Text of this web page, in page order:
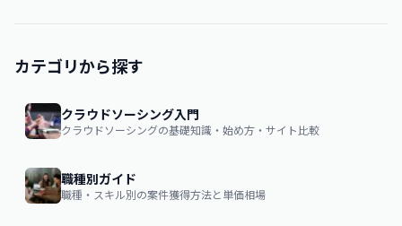
カテゴリから探す
クラウドソーシング入門
クラウドソーシングの基礎知識・始め方・サイト比較
職種別ガイド
職種・スキル別の案件獲得方法と単価相場